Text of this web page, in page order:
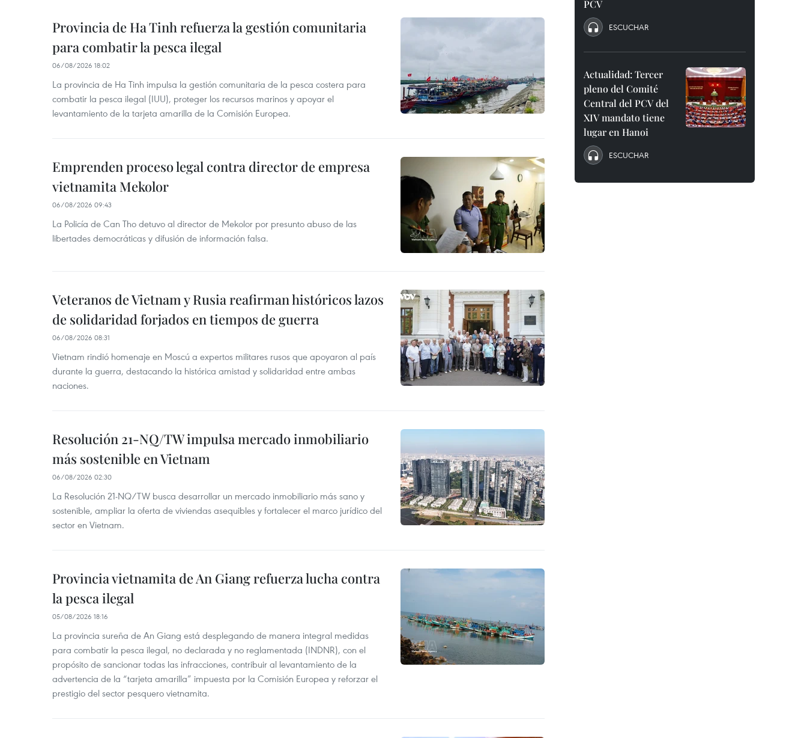
Provincia de Ha Tinh refuerza la gestión comunitaria
para combatir la pesca ilegal
06/08/2026 18:02
La provincia de Ha Tinh impulsa la gestión comunitaria de la pesca costera para
combatir la pesca ilegal (IUU), proteger los recursos marinos y apoyar el
levantamiento de la tarjeta amarilla de la Comisión Europea.
Emprenden proceso legal contra director de empresa
vietnamita Mekolor
06/08/2026 09:43
La Policía de Can Tho detuvo al director de Mekolor por presunto abuso de las
libertades democráticas y difusión de información falsa.
Veteranos de Vietnam y Rusia reafirman históricos lazos
de solidaridad forjados en tiempos de guerra
06/08/2026 08:31
Vietnam rindió homenaje en Moscú a expertos militares rusos que apoyaron al país
durante la guerra, destacando la histórica amistad y solidaridad entre ambas
naciones.
Resolución 21-NQ/TW impulsa mercado inmobiliario
más sostenible en Vietnam
06/08/2026 02:30
La Resolución 21-NQ/TW busca desarrollar un mercado inmobiliario más sano y
sostenible, ampliar la oferta de viviendas asequibles y fortalecer el marco jurídico del
sector en Vietnam.
Provincia vietnamita de An Giang refuerza lucha contra
la pesca ilegal
05/08/2026 18:16
La provincia sureña de An Giang está desplegando de manera integral medidas
para combatir la pesca ilegal, no declarada y no reglamentada (INDNR), con el
propósito de sancionar todas las infracciones, contribuir al levantamiento de la
advertencia de la “tarjeta amarilla” impuesta por la Comisión Europea y reforzar el
prestigio del sector pesquero vietnamita.
PCV
ESCUCHAR
Actualidad: Tercer
pleno del Comité
Central del PCV del
XIV mandato tiene
lugar en Hanoi
ESCUCHAR